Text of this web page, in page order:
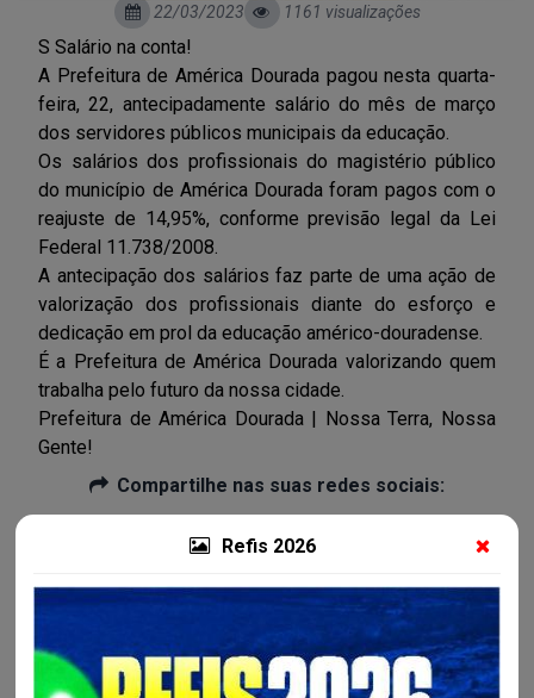
Refis 2026
22/03/2023 1161 visualizações
S Salário na conta!
A Prefeitura de América Dourada pagou nesta quarta-
feira, 22, antecipadamente salário do mês de março
dos servidores públicos municipais da educação.
Os salários dos profissionais do magistério público
do município de América Dourada foram pagos com o
reajuste de 14,95%, conforme previsão legal da Lei
Federal 11.738/2008.
A antecipação dos salários faz parte de uma ação de
valorização dos profissionais diante do esforço e
dedicação em prol da educação américo-douradense.
É a Prefeitura de América Dourada valorizando quem
trabalha pelo futuro da nossa cidade.
Prefeitura de América Dourada | Nossa Terra, Nossa
Gente!
Compartilhe nas suas redes sociais:
Mais notícias da Secretaria Municipal de
Administração e Fazenda - SEAF